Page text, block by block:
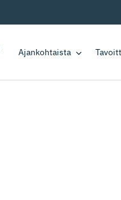
Ajankohtaista